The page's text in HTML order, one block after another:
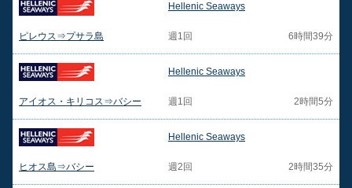
Hellenic Seaways
ピレウス⇒プサラ島 週1回 6時間39分
Hellenic Seaways
アイオス・キリコス⇒バシー 週1回 2時間5分
Hellenic Seaways
ヒオス島⇒バシー 週2回 2時間35分